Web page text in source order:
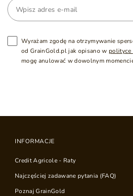
Wyrażam zgodę na otrzymywanie
od GrainGold.pl jak opisano w polityce
mogę anulować w dowolnym
INFORMACJE
Credit Agricole - Raty
Najczęściej zadawane pytania (FAQ)
Poznaj GrainGold